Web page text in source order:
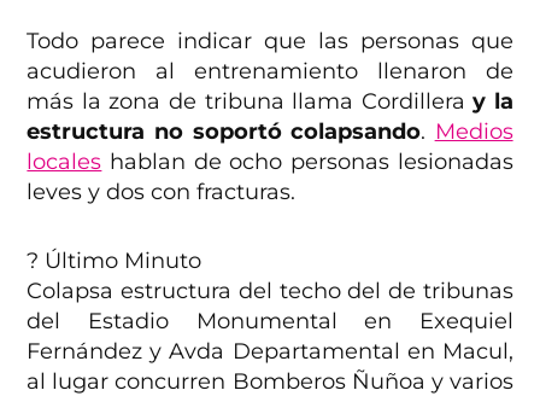
Todo parece indicar que las personas que
acudieron al entrenamiento llenaron de
más la zona de tribuna llama Cordilleray la
estructura no soportó colapsando. Medios
locales hablan de ocho personas lesionadas
leves y dos con fracturas.
? Último Minuto
Colapsa estructura del techo del de tribunas
del Estadio Monumental en Exequiel
Fernández y Avda Departamental en Macul,
al lugar concurren Bomberos Ñuñoa y varios